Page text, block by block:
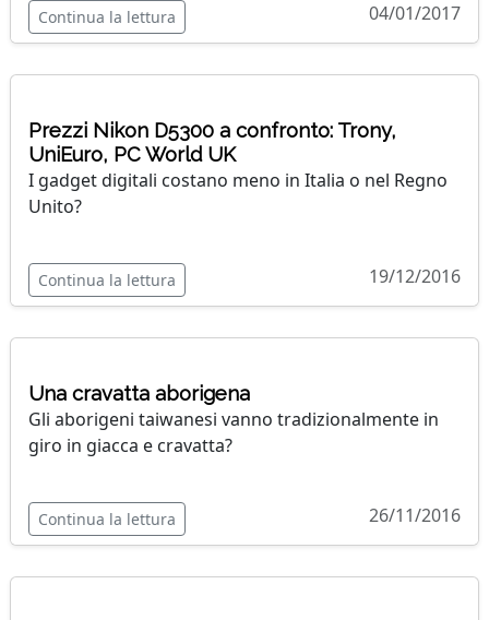
Continua la lettura 04/01/2017
Prezzi Nikon D5300 a confronto: Trony,
UniEuro, PC World UK
I gadget digitali costano meno in Italia o nel Regno
Unito?
Continua la lettura 19/12/2016
Una cravatta aborigena
Gli aborigeni taiwanesi vanno tradizionalmente in
giro in giacca e cravatta?
Continua la lettura 26/11/2016